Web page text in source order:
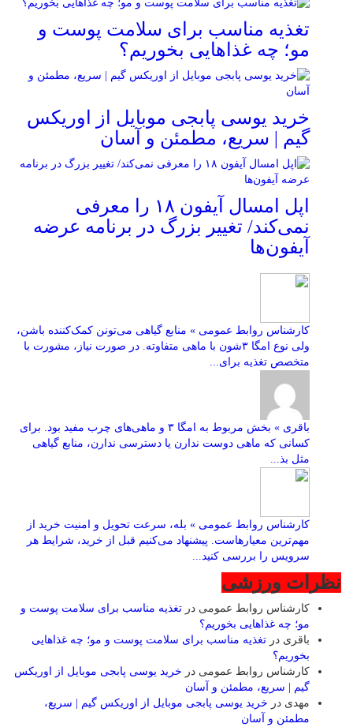
تغذیه مناسب برای سلامت پوست و
مو؛ چه غذاهایی بخوریم؟
خرید یوسی پابجی موبایل از اوریکس
گیم | سریع، مطمئن و آسان
اپل امسال آیفون ۱۸ را معرفی
نمی‌کند/ تغییر بزرگ در برنامه عرضه
آیفون‌ها
کارشناس روابط عمومی » منابع گیاهی می‌تونن کمک‌کننده باشن،
ولی نوع امگا ۳شون با ماهی متفاوته. در صورت نیاز، مشورت با
متخصص تغذیه برای...
باقری » بخش مربوط به امگا ۳ و ماهی‌های چرب مفید بود. برای
کسانی که ماهی دوست ندارن یا دسترسی ندارن، منابع گیاهی
مثل بذ...
کارشناس روابط عمومی » بله، سرعت تحویل و امنیت خرید از
مهم‌ترین معیارهاست. پیشنهاد می‌کنیم قبل از خرید، شرایط هر
سرویس را بررسی کنید...
نظرات ورزشی
کارشناس روابط عمومی در تغذیه مناسب برای سلامت پوست و
مو؛ چه غذاهایی بخوریم؟
باقری در تغذیه مناسب برای سلامت پوست و مو؛ چه غذاهایی
بخوریم؟
کارشناس روابط عمومی در خرید یوسی پابجی موبایل از اوریکس
گیم | سریع، مطمئن و آسان
مهدی در خرید یوسی پابجی موبایل از اوریکس گیم | سریع،
مطمئن و آسان